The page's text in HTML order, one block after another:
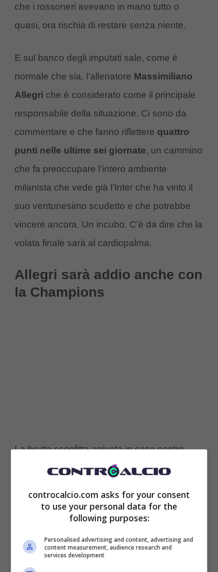
che i rossoneri avevano in mano tutto o
quasi, ora rischia di restare senza niente.
E sul banco degli imputati sale, come è
normale che sia, l’allenatore Massimiliano
Allegri che è considerato come il principale
responsabile della situazione. Ci sono da
commentare e che fanno riflettere quattro
punti nelle ultime sei giornate, un cammino
che fa preoccupare l’intero ambiente
milanista che vede già l’Inter che ha vinto il
suo ventunesimo scudetto e che potrebbe
vincere ancora. Un incubo. C’è da dire che la
volata finale sarà al cardiopalma.
Allegri sarà addio anche con
la Champions
La brutta sconfitta arrivata in casa contro
l’Atalanta, rischia di essere ancora peggiore
l’Udinese e ancora prima con la Lazio, forse
la madre di tutte le sconfitte perché arrivata in
un momento propizio e pieno di entusiasmo.
C’è la possibilità concreta che
controcalcio.com asks for your consent
to use your personal data for the
following purposes:
Personalised advertising and content, advertising and
content measurement, audience research and
services development